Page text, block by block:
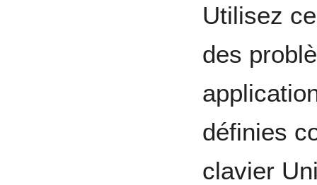
Utilisez
des
définies
clavier